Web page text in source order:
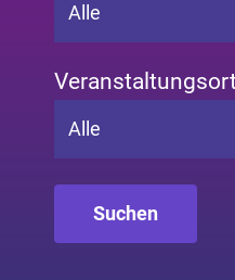
Alle
Veranstaltungsort
Alle